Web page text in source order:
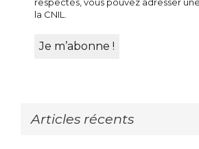
respectés, vous pouvez adresser
la CNIL.
Articles récents